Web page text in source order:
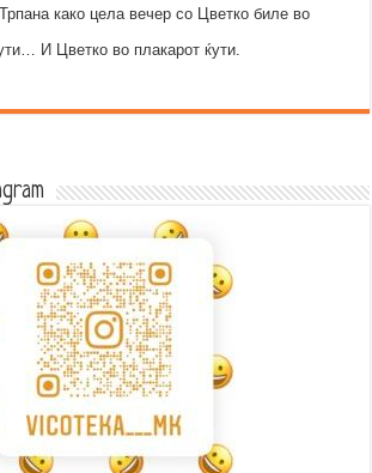
како цела вечер со Цветко биле во
И Цветко во плакарот ќути.